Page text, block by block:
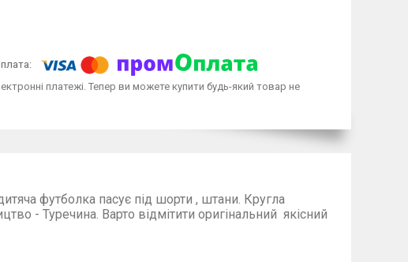
платежі. Тепер ви можете купити будь-який товар не
футболка пасує під шорти , штани. Кругла
Варто відмітити оригінальний якісний